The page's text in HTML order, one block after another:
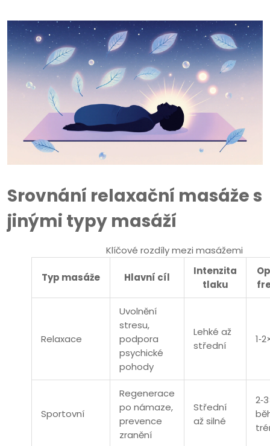
Srovnání relaxační masáže s
jinými typy masáží
Klíčové rozdíly mezi masážemi
Typ masáže Hlavní cíl
Intenzita
tlaku
Relaxace
Uvolnění
stresu,
podpora
psychické
pohody
Lehké až
střední
Sportovní
Regenerace
po námaze,
prevence
zranění
Střední
až silné